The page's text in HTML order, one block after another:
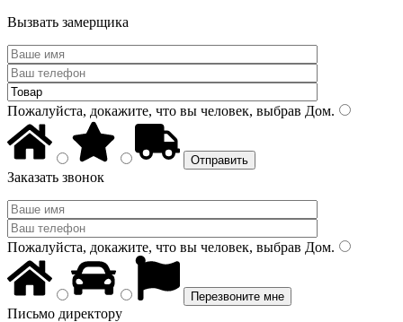
Вызвать замерщика
Пожалуйста, докажите, что вы человек, выбрав Дом.
Заказать звонок
Пожалуйста, докажите, что вы человек, выбрав Дом.
Письмо директору